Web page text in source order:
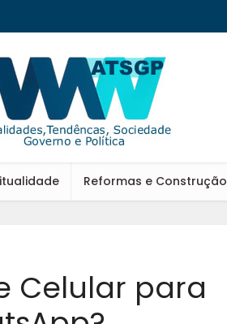
Reformas e Construção
Celular para